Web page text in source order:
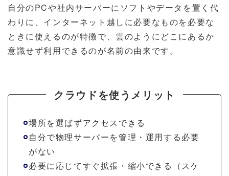
自分のPCや社内サーバーにソフトやデータを置く代
わりに、インターネット越しに必要なものを必要な
ときに使えるのが特徴で、雲のようにどこにあるか
意識せず利用できるのが名前の由来です。
クラウドを使うメリット
場所を選ばずアクセスできる
自分で物理サーバーを管理・運用する必要
がない
必要に応じてすぐ拡張・縮小できる（スケ